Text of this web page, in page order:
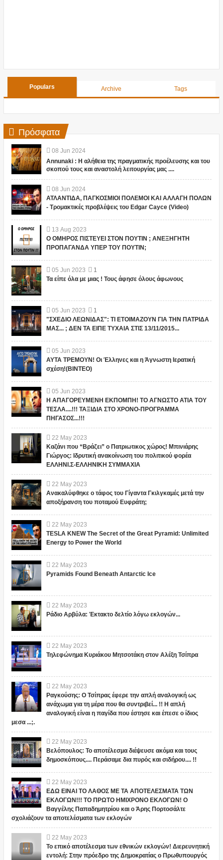
Populars Archive Tags
Πρόσφατα
08 Jun 2024
Annunaki : Η αλήθεια της πραγματικής προέλευσης και του
σκοπού τους και αναστολή λειτουργίας μας ....
08 Jun 2024
ΑΤΛΑΝΤΙΔΑ, ΠΑΓΚΟΣΜΙΟΙ ΠΟΛΕΜΟΙ ΚΑΙ ΑΛΛΑΓΗ ΠΟΛΩΝ
- Τρομακτικές προβλέψεις του Edgar Cayce (Video)
13 Aug 2023
Ο ΟΜΗΡΟΣ ΠΙΣΤΕΥΕΙ ΣΤΟΝ ΠΟΥΤΙΝ ; ΑΝΕΞΗΓΗΤΗ
ΠΡΟΠΑΓΑΝΔΑ ΥΠΕΡ ΤΟΥ ΠΟΥΤΙΝ;
05 Jun 2023
1
Τα είπε όλα με μιας ! Τους άφησε όλους άφωνους
05 Jun 2023
1
"ΣΧΕΔΙΟ ΛΕΩΝΙΔΑΣ": ΤΙ ΕΤΟΙΜΑΖΟΥΝ ΓΙΑ ΤΗΝ ΠΑΤΡΙΔΑ
ΜΑΣ... ; ΔΕΝ ΤΑ ΕΙΠΕ ΤΥΧΑΙΑ ΣΤΙΣ 13/11/2015...
05 Jun 2023
ΑΥΤΑ ΤΡΕΜΟΥΝ! Οι Έλληνες και η Άγνωστη Ιερατική
σχέση!(ΒΙΝΤΕΟ)
05 Jun 2023
Η ΑΠΑΓΟΡΕΥΜΕΝΗ ΕΚΠΟΜΠΗ! ΤΟ ΑΓΝΩΣΤΟ ΑΤΙΑ ΤΟΥ
ΤΕΣΛΑ....!!! ΤΑΞΙΔΙΑ ΣΤΟ ΧΡΟΝΟ-ΠΡΟΓΡΑΜΜΑ
ΠΗΓΑΣΟΣ...!!!
22 May 2023
Καζάνι που “Βράζει” ο Πατριωτικος χώρος! Μπινιάρης
Γιώργος: Ιδρυτική ανακοίνωση του πολιτικού φορέα
ΕΛΛΗΝΙ.Σ-ΕΛΛΗΝΙΚΗ ΣΥΜΜΑΧΙΑ
22 May 2023
Ανακαλύφθηκε ο τάφος του Γίγαντα Γκιλγκαμές μετά την
αποξήρανση του ποταμού Ευφράτη;
22 May 2023
TESLA KNEW The Secret of the Great Pyramid: Unlimited
Energy to Power the World
22 May 2023
Pyramids Found Beneath Antarctic Ice
22 May 2023
Ράδιο Αρβύλα: Έκτακτο δελτίο λόγω εκλογών...
22 May 2023
Τηλεφώνημα Κυριάκου Μητσοτάκη στον Αλέξη Τσίπρα
22 May 2023
Ραγκούσης: Ο Τσίπρας έφερε την απλή αναλογική ως
ανάχωμα για τη μέρα που θα συντριβεί... !! Η απλή
αναλογική είναι η παγίδα που έστησε και έπεσε ο ίδιος
μεσα ...;.
22 May 2023
Βελόπουλος: Το αποτέλεσμα διέψευσε ακόμα και τους
δημοσκόπους.... Περάσαμε δια πυρός και σιδήρου.... !!
22 May 2023
ΕΔΩ ΕΙΝΑΙ ΤΟ ΛΑΘΟΣ ΜΕ ΤΑ ΑΠΟΤΕΛΕΣΜΑΤΑ ΤΩΝ
ΕΚΛΟΓΩΝ!!! ΤΟ ΠΡΩΤΟ ΗΜΙΧΡΟΝΟ ΕΚΛΟΓΩΝ! Ο
Βαγγέλης Παπαδημητρίου και ο Άρης Πορτοσάλτε
σχολιάζουν τα αποτελέσματα των εκλογών
22 May 2023
Το επικό αποτέλεσμα των εθνικών εκλογών! Διερευνητική
εντολή: Στην πρόεδρο της Δημοκρατίας ο Πρωθυπουργός